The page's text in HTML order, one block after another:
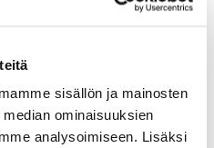
sisällön ja mainosten
ominaisuuksien
analysoimiseen. Lisäksi
pelaamiseen liittyvistä